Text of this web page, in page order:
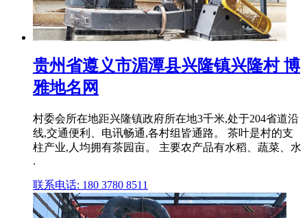
贵州省遵义市湄潭县兴隆镇兴隆村 博
雅地名网
村委会所在地距兴隆镇政府所在地3千米,处于204省道沿
线,交通便利、电讯畅通,各村组皆通路。 茶叶是村的支
柱产业,人均拥有茶园亩。 主要农产品有水稻、蔬菜、水
.
联系电话: 180 3780 8511